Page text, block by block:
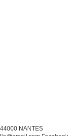
NANTES